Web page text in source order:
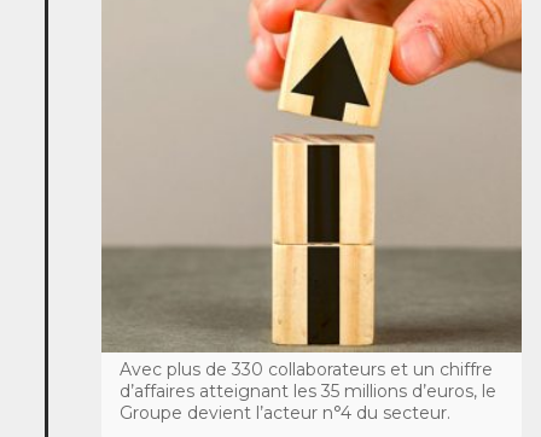
Avec plus de 330 collaborateurs et un chiffre
d’affaires atteignant les 35 millions d’euros, le
Groupe devient l’acteur n°4 du secteur.